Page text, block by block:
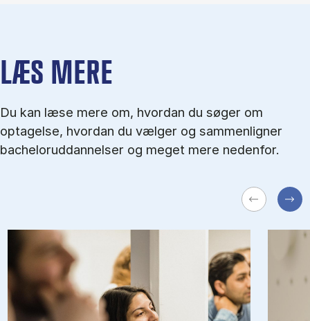
LÆS MERE
Du kan læse mere om, hvordan du søger om
optagelse, hvordan du vælger og sammenligner
bacheloruddannelser og meget mere nedenfor.